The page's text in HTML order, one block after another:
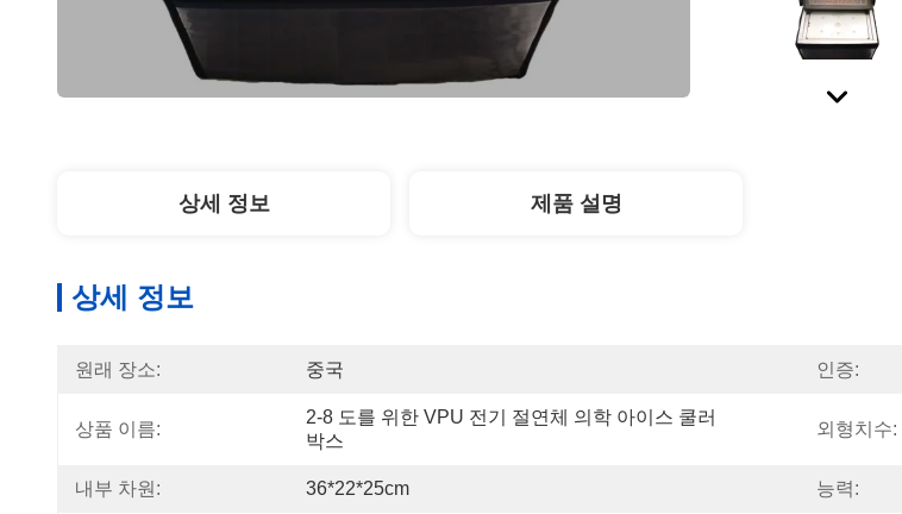
상세 정보 제품 설명
상세 정보
원래 장소: 중국 인증:
상품 이름:
2-8 도를 위한 VPU 전기 절연체 의학 아이스 쿨러
박스
외형치수:
내부 차원: 36*22*25cm 능력: